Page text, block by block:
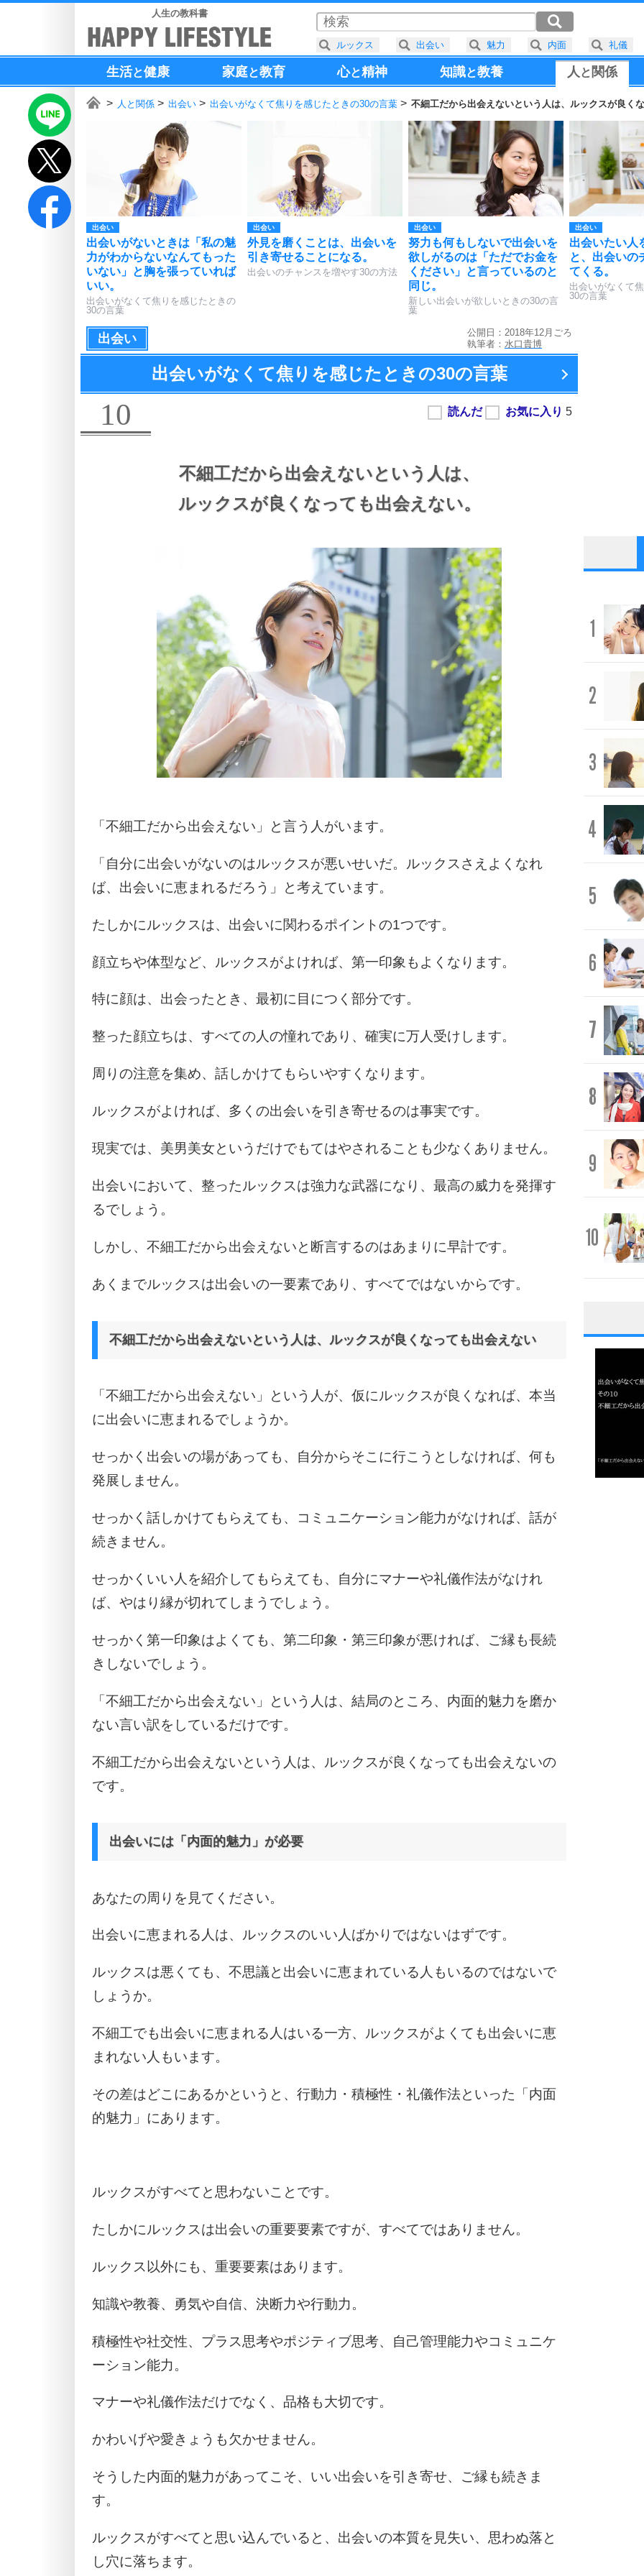
人生の教科書
生活と健康 家庭と教育 心と精神 知識と教養 人と 関係
人と関係 出会い 出会いがなくて焦りを感じたときの30の言葉 不細工だから出会えないという人は、ルックスが良く
出会い
出会いがないときは「私の魅
力がわからないなんてもった
いない」と胸を張っていれば
いい。
出会いがなくて焦りを感じたときの
30の言葉
出会い
外見を磨くことは、出会いを
引き寄せることになる。
出会いのチャンスを増やす30の方法
出会い
努力も何もしないで出会いを
欲しがるのは「ただでお金を
ください」と言っているのと
同じ。
新しい出会いが欲しいときの30の言
葉
出会い
出会いたい人
と、出会いの
てくる。
出会いがなくて
30の言葉
出会い
公開日：2018年12月ごろ
執筆者： 水口貴博
出会いがなくて焦りを感じたときの30の言葉
10
不細工だから出会えないという人は、
ルックスが良くなっても出会えない。
「不細工だから出会えない」と言う人がいます。
「自分に出会いがないのはルックスが悪いせいだ。ルックスさえよくなれ
ば、出会いに恵まれるだろう」と考えています。
たしかにルックスは、出会いに関わるポイントの1つです。
顔立ちや体型など、ルックスがよければ、第一印象もよくなります。
特に顔は、出会ったとき、最初に目につく部分です。
整った顔立ちは、すべての人の憧れであり、確実に万人受けします。
周りの注意を集め、話しかけてもらいやすくなります。
ルックスがよければ、多くの出会いを引き寄せるのは事実です。
現実では、美男美女というだけでもてはやされることも少なくありません。
出会いにおいて、整ったルックスは強力な武器になり、最高の威力を発揮す
るでしょう。
しかし、不細工だから出会えないと断言するのはあまりに早計です。
あくまでルックスは出会いの一要素であり、すべてではないからです。
不細工だから出会えないという人は、ルックスが良くなっても出会えない
「不細工だから出会えない」という人が、仮にルックスが良くなれば、本当
に出会いに恵まれるでしょうか。
せっかく出会いの場があっても、自分からそこに行こうとしなければ、何も
発展しません。
せっかく話しかけてもらえても、コミュニケーション能力がなければ、話が
続きません。
せっかくいい人を紹介してもらえても、自分にマナーや礼儀作法がなけれ
ば、やはり縁が切れてしまうでしょう。
せっかく第一印象はよくても、第二印象・第三印象が悪ければ、ご縁も長続
きしないでしょう。
「不細工だから出会えない」という人は、結局のところ、内面的魅力を磨か
ない言い訳をしているだけです。
不細工だから出会えないという人は、ルックスが良くなっても出会えないの
です。
出会いには「内面的魅力」が必要
あなたの周りを見てください。
出会いに恵まれる人は、ルックスのいい人ばかりではないはずです。
ルックスは悪くても、不思議と出会いに恵まれている人もいるのではないで
しょうか。
不細工でも出会いに恵まれる人はいる一方、ルックスがよくても出会いに恵
まれない人もいます。
その差はどこにあるかというと、行動力・積極性・礼儀作法といった「内面
的魅力」にあります。
ルックスがすべてと思わないことです。
たしかにルックスは出会いの重要要素ですが、すべてではありません。
ルックス以外にも、重要要素はあります。
知識や教養、勇気や自信、決断力や行動力。
積極性や社交性、プラス思考やポジティブ思考、自己管理能力やコミュニケ
ーション能力。
マナーや礼儀作法だけでなく、品格も大切です。
かわいげや愛きょうも欠かせません。
そうした内面的魅力があってこそ、いい出会いを引き寄せ、ご縁も続きま
す。
ルックスがすべてと思い込んでいると、出会いの本質を見失い、思わぬ落と
し穴に落ちます。
1
2
3
4
5
6
7
8
9
10
1
3
ルックス 出会い 魅力 内面 礼儀